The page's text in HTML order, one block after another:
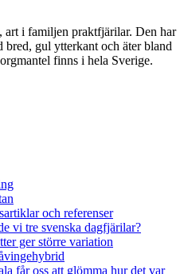
, art i familjen praktfjärilar. Den har
bred, gul ytterkant och äter bland
finns i hela Sverige.
och referenser
vi tre svenska dagfjärilar?
ger större variation
får oss att glömma hur det var